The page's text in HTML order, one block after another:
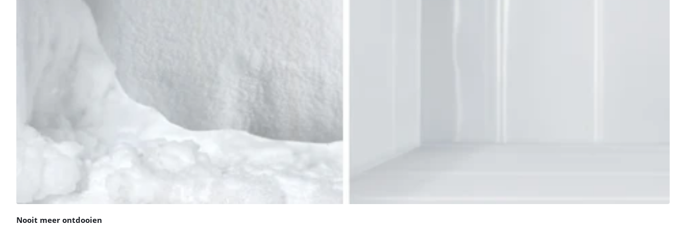
Nooit meer ontdooien